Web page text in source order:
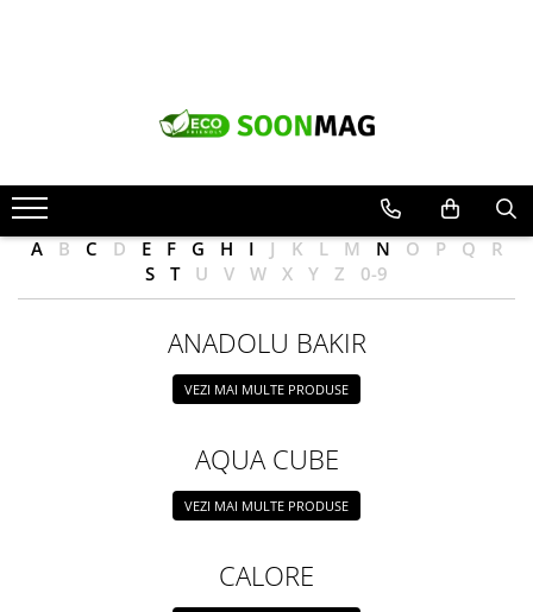
Pompe de caldura
Centrale termice Fondital
Centrale termice Immergas
Centrale combustibil solid cu
elementi de fonta
Termostate de camera fara fir
Aer conditionat smart inverter
A B C D E F G H I J K L M N O P Q
R
S
T U V W X Y Z 0-9
ANADOLU BAKIR
VEZI MAI MULTE PRODUSE
AQUA CUBE
VEZI MAI MULTE PRODUSE
CALORE